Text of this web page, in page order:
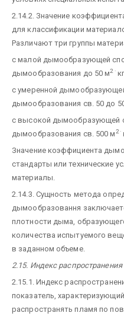
2.14.2. Значение
для классификации
Различают три группы
с малой дымообразующей
дымообразования до 50 м2 · кг
с умеренной
дымообразования св. 50 до
с высокой дымообразующей
дымообразования св. 500 м2 ·
Значение коэффициента
стандарты или технические
материалы.
2.14.3. Сущность метода
дымообразовання
плотности дыма,
количества испытуемого
в заданном объеме.
2.15. Индекс
2.15.1. Индекс
показатель,
распространять пламя по